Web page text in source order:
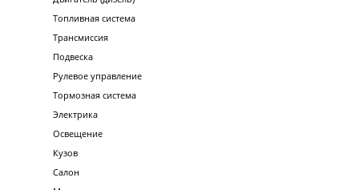
Топливная система
Трансмиссия
Подвеска
Рулевое управление
Тормозная система
Электрика
Освещение
Кузов
Салон